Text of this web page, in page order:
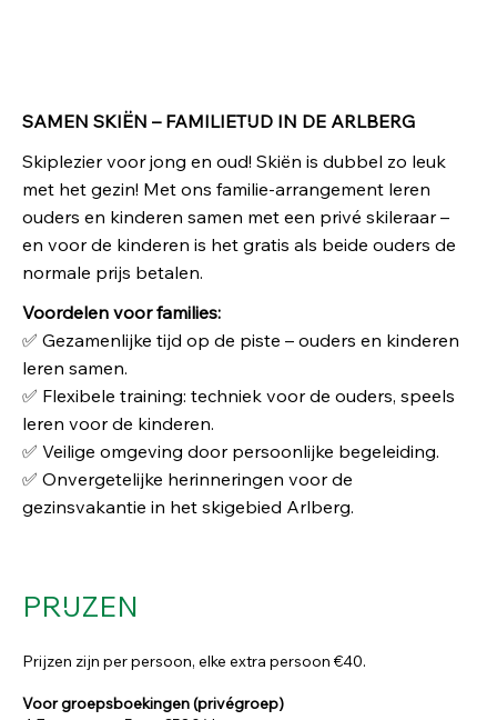
SAMEN SKIËN – FAMILIETIJD IN DE ARLBERG
Skiplezier voor jong en oud! Skiën is dubbel zo leuk
met het gezin! Met ons familie-arrangement leren
ouders en kinderen samen met een privé skileraar –
en voor de kinderen is het gratis als beide ouders de
normale prijs betalen.
Voordelen voor families:
✅ Gezamenlijke tijd op de piste – ouders en kinderen
leren samen.
✅ Flexibele training: techniek voor de ouders, speels
leren voor de kinderen.
✅ Veilige omgeving door persoonlijke begeleiding.
✅ Onvergetelijke herinneringen voor de
gezinsvakantie in het skigebied Arlberg.
PRIJZEN
Prijzen zijn per persoon, elke extra persoon €40.
Voor groepsboekingen (privégroep)